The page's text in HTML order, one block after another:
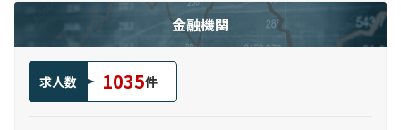
金融機関
求人数 1035件